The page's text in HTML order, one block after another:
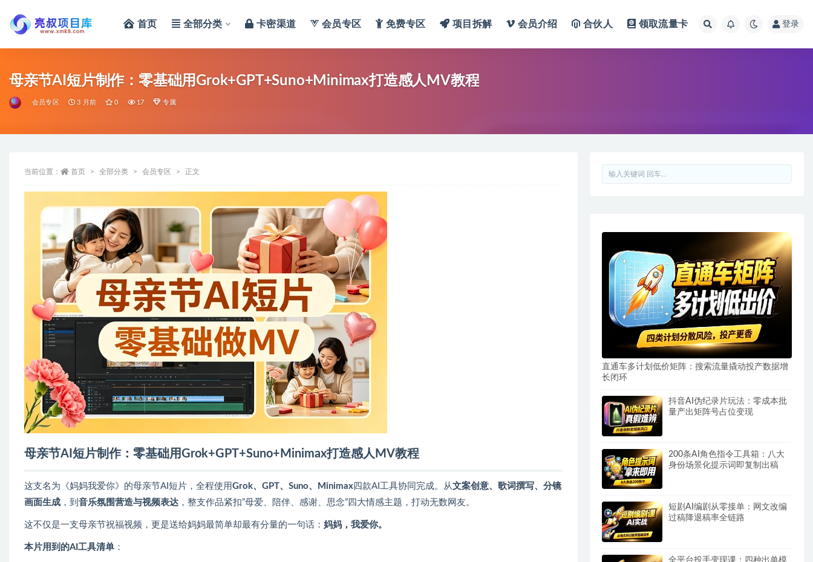
首页 全部分类 卡密渠道 会员专区 免费专区 项目拆解 会员介绍 合伙人 领取流量卡 登录
母亲节AI短片制作：零基础用Grok+GPT+Suno+Minimax打造感人MV教程
会员专区 3 月前 0 17 专属
当前位置： 首页 全部分类 会员专区 正文
母亲节AI短片制作：零基础用Grok+GPT+Suno+Minimax打造感人MV教程
这支名为《妈妈我爱你》的母亲节AI短片，全程使用Grok、GPT、Suno、Minimax 四款AI工具协同完成。从文案创意、歌词撰写、分镜
画面生成 ，到 音乐氛围营造与视频表达 ，整支作品紧扣”母爱、陪伴、感谢、思念”四大情感主题，打动无数网友。
这不仅是一支母亲节祝福视频，更是送给妈妈最简单却最有分量的一句话： 妈妈，我爱你。
本片用到的AI工具清单 ：
直通车多计划低价矩阵：搜索流量撬动投产数据增
长闭环
抖音AI伪纪录片玩法：零成本批
量产出矩阵号占位变现
200条AI角色指令工具箱：八大
身份场景化提示词即复制出稿
短剧AI编剧从零接单：网文改编
过稿降退稿率全链路
全平台投手变现课：四种出单模